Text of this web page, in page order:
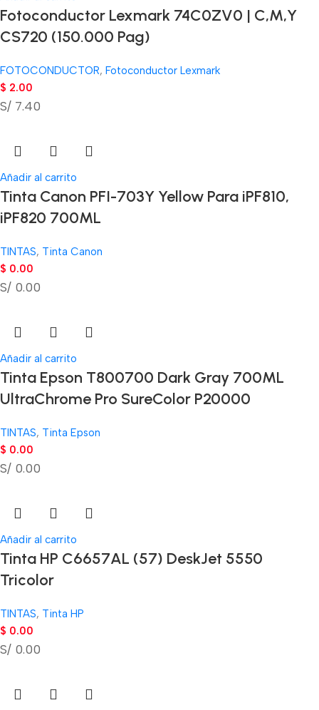
Fotoconductor Lexmark 74C0ZV0 | C,M,Y
CS720 (150.000 Pag)
FOTOCONDUCTOR, Fotoconductor Lexmark
$ 2.00
S/ 7.40
Añadir al carrito
Tinta Canon PFI-703Y Yellow Para iPF810,
iPF820 700ML
TINTAS, Tinta Canon
$ 0.00
S/ 0.00
Añadir al carrito
Tinta Epson T800700 Dark Gray 700ML
UltraChrome Pro SureColor P20000
TINTAS, Tinta Epson
$ 0.00
S/ 0.00
Añadir al carrito
Tinta HP C6657AL (57) DeskJet 5550
Tricolor
TINTAS, Tinta HP
$ 0.00
S/ 0.00